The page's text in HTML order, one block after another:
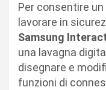
Per consentire
lavorare in
Samsung
una lavagna
disegnare e
funzioni di